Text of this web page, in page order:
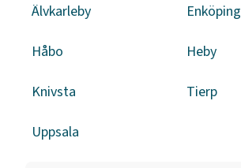
Älvkarleby Enköping
Håbo Heby
Knivsta Tierp
Uppsala